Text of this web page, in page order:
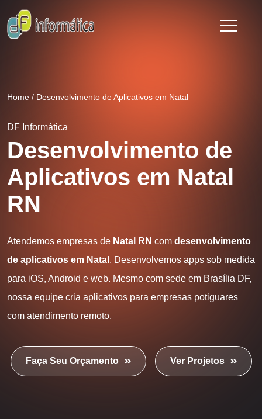
Home / Desenvolvimento de Aplicativos em Natal
DF Informática
Desenvolvimento de
Aplicativos em Natal
RN
Atendemos empresas de Natal RN com desenvolvimento
de aplicativos em Natal . Desenvolvemos apps sob medida
para iOS, Android e web. Mesmo com sede em Brasília DF,
nossa equipe cria aplicativos para empresas potiguares
com atendimento remoto.
Faça Seu Orçamento Ver Projetos